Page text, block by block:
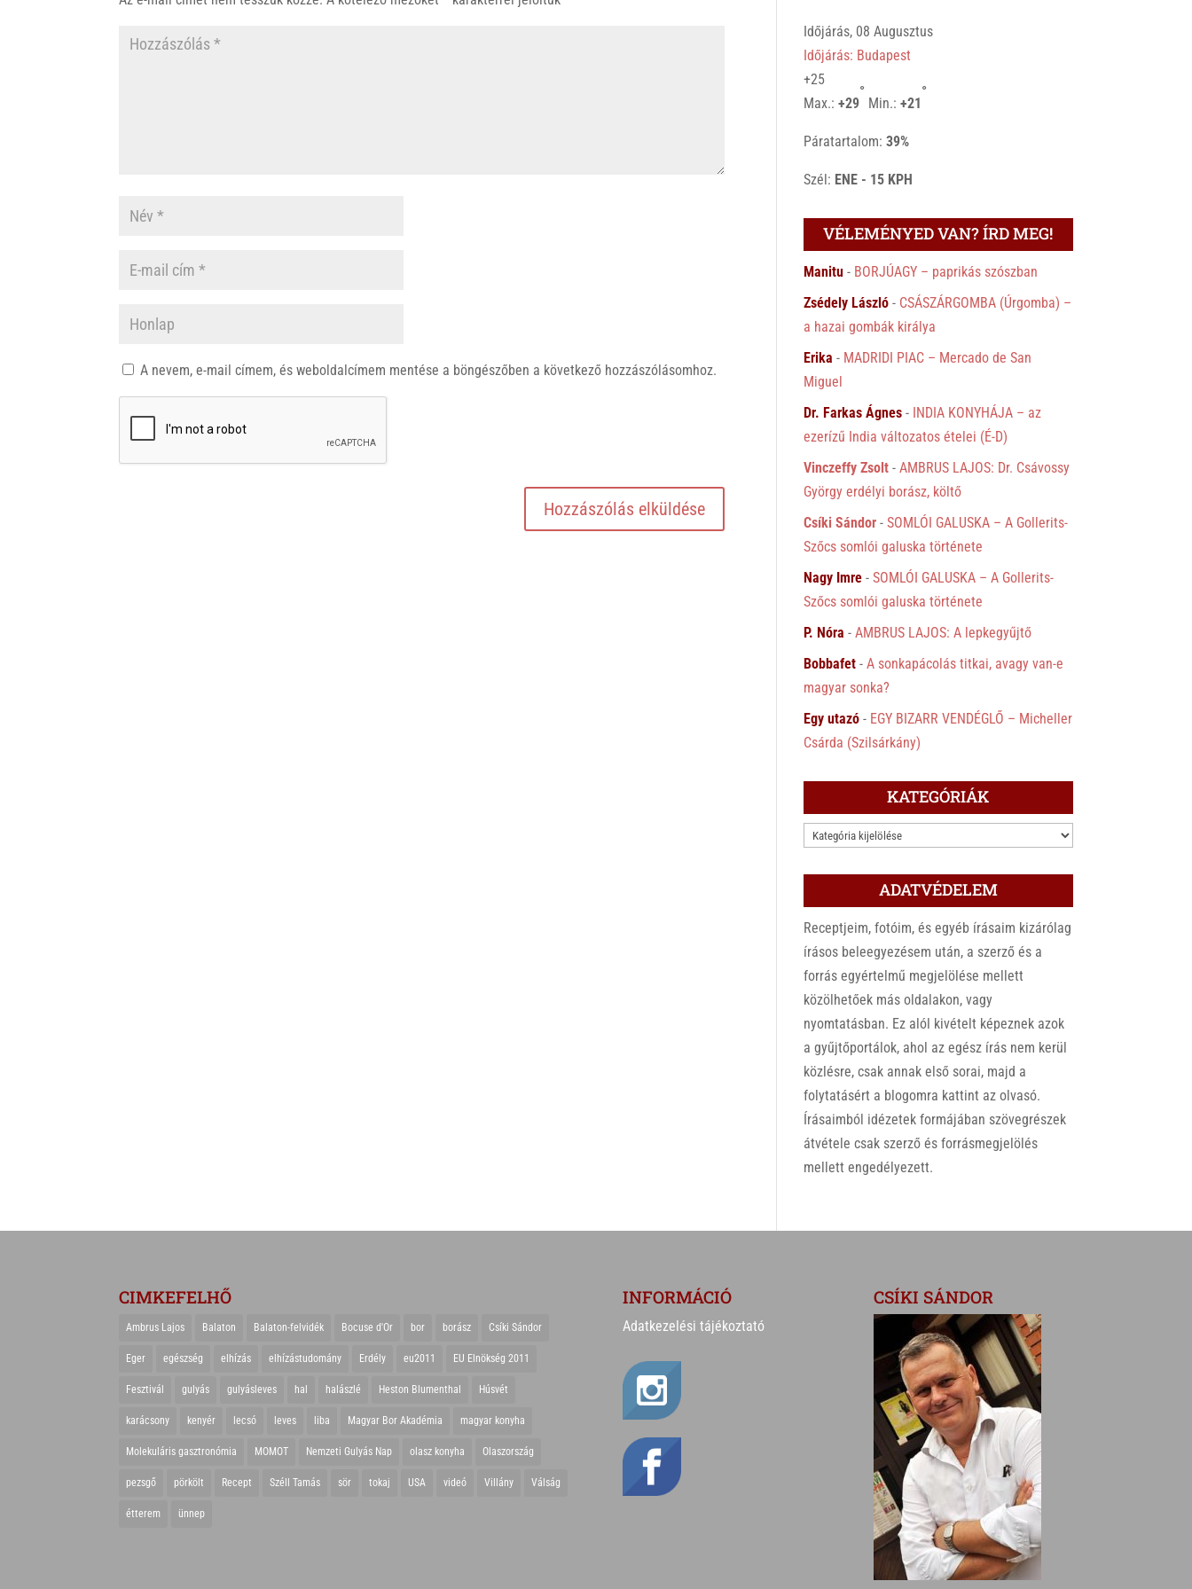
A nevem, e-mail címem, és weboldalcímem mentése a böngészőben a következő hozzászólásomhoz.
Időjárás, 08 Augusztus
Időjárás: Budapest
+25
Max.:+29
°
Min.:+21
°
Páratartalom:39%
Szél: ENE - 15 KPH
VÉLEMÉNYED VAN? ÍRD MEG!
Manitu - BORJÚAGY – paprikás szószban
Zsédely László - CSÁSZÁRGOMBA (Úrgomba) –
a hazai gombák királya
Erika - MADRIDI PIAC – Mercado de San
Miguel
Dr. Farkas Ágnes - INDIA KONYHÁJA – az
ezerízű India változatos ételei (É-D)
Vinczeffy Zsolt -AMBRUS LAJOS: Dr. Csávossy
György erdélyi borász, költő
Csíki Sándor -SOMLÓI GALUSKA – A Gollerits-
Szőcs somlói galuska története
Nagy Imre -SOMLÓI GALUSKA – A Gollerits-
Szőcs somlói galuska története
P. Nóra -AMBRUS LAJOS: A lepkegyűjtő
Bobbafet -A sonkapácolás titkai, avagy van-e
magyar sonka?
Egy utazó - EGY BIZARR VENDÉGLŐ – Micheller
Csárda (Szilsárkány)
KATEGÓRIÁK
KATEGÓRIÁK
ADATVÉDELEM
Receptjeim, fotóim, és egyéb írásaim kizárólag
írásos beleegyezésem után, a szerző és a
forrás egyértelmű megjelölése mellett
közölhetőek más oldalakon, vagy
nyomtatásban. Ez alól kivételt képeznek azok
a gyűjtőportálok, ahol az egész írás nem kerül
közlésre, csak annak első sorai, majd a
folytatásért a blogomra kattint az olvasó.
Írásaimból idézetek formájában szövegrészek
átvétele csak szerző és forrásmegjelölés
mellett engedélyezett.
CIMKEFELHŐ
Ambrus Lajos Balaton Balaton-felvidék Bocuse d'Or bor borász Csíki Sándor
Eger egészség elhízás elhízástudomány Erdély eu2011 EU Elnökség 2011
Fesztivál gulyás gulyásleves hal halászlé Heston Blumenthal Húsvét
karácsony kenyér lecsó leves liba Magyar Bor Akadémia magyar konyha
Molekuláris gasztronómia MOMOT Nemzeti Gulyás Nap olasz konyha Olaszország
pezsgő pörkölt Recept Széll Tamás sör tokaj USA videó Villány Válság
étterem ünnep
INFORMÁCIÓ
Adatkezelési tájékoztató
CSÍKI SÁNDOR